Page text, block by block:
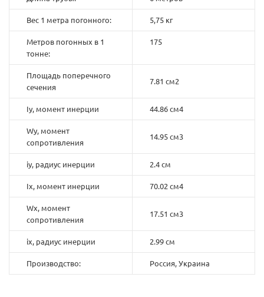
Вес 1 метра погонного: 5,75 кг
Метров погонных в 1
тонне:
175
Площадь поперечного
сечения
7.81 см2
Iy, момент инерции 44.86 см4
Wy, момент
сопротивления
14.95 см3
iy, радиус инерции 2.4 см
Ix, момент инерции 70.02 см4
Wx, момент
сопротивления
17.51 см3
ix, радиус инерции 2.99 см
Производство: Россия, Украина